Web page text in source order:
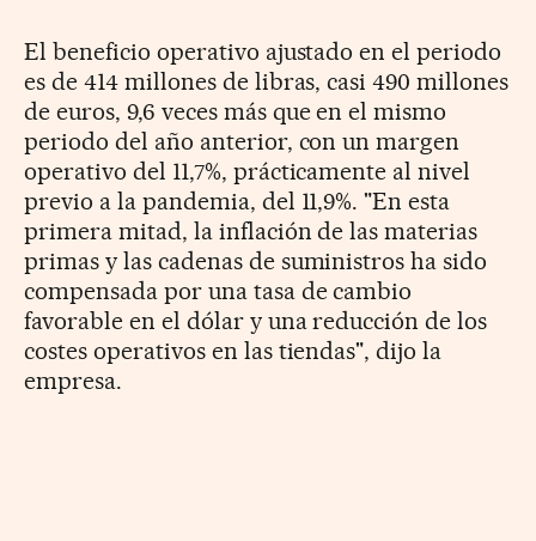
El beneficio operativo ajustado en el periodo
es de 414 millones de libras, casi 490 millones
de euros, 9,6 veces más que en el mismo
periodo del año anterior, con un margen
operativo del 11,7%, prácticamente al nivel
previo a la pandemia, del 11,9%. "En esta
primera mitad, la inflación de las materias
primas y las cadenas de suministros ha sido
compensada por una tasa de cambio
favorable en el dólar y una reducción de los
costes operativos en las tiendas", dijo la
empresa.